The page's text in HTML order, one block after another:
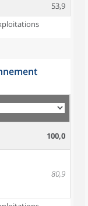
53,9
100,0
80,9